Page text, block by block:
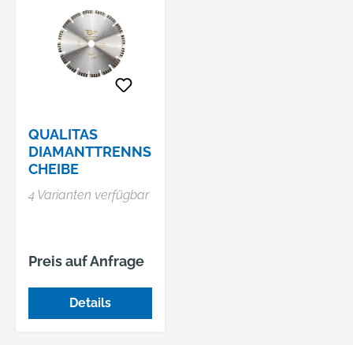
QUALITAS
DIAMANTTRENNS
CHEIBE
4 Varianten verfügbar
Preis auf Anfrage
Details